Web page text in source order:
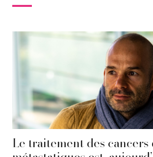
Le traitement des cancers